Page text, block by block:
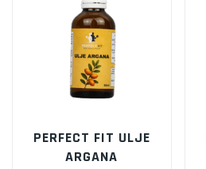
PERFECT FIT ULJE
ARGANA